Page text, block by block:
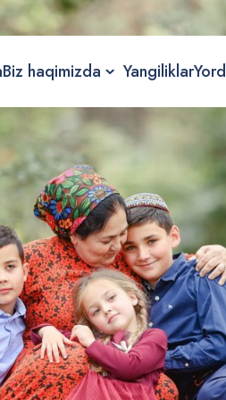
Biz haqimizda Yangiliklar